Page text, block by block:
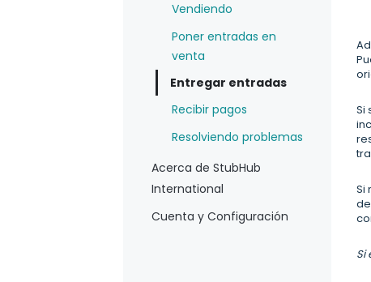
Vendiendo
Poner entradas en
venta
Entregar entradas
Recibir pagos
Resolviendo problemas
Acerca de StubHub
International
Cuenta y Configuración
Si
Si
Si